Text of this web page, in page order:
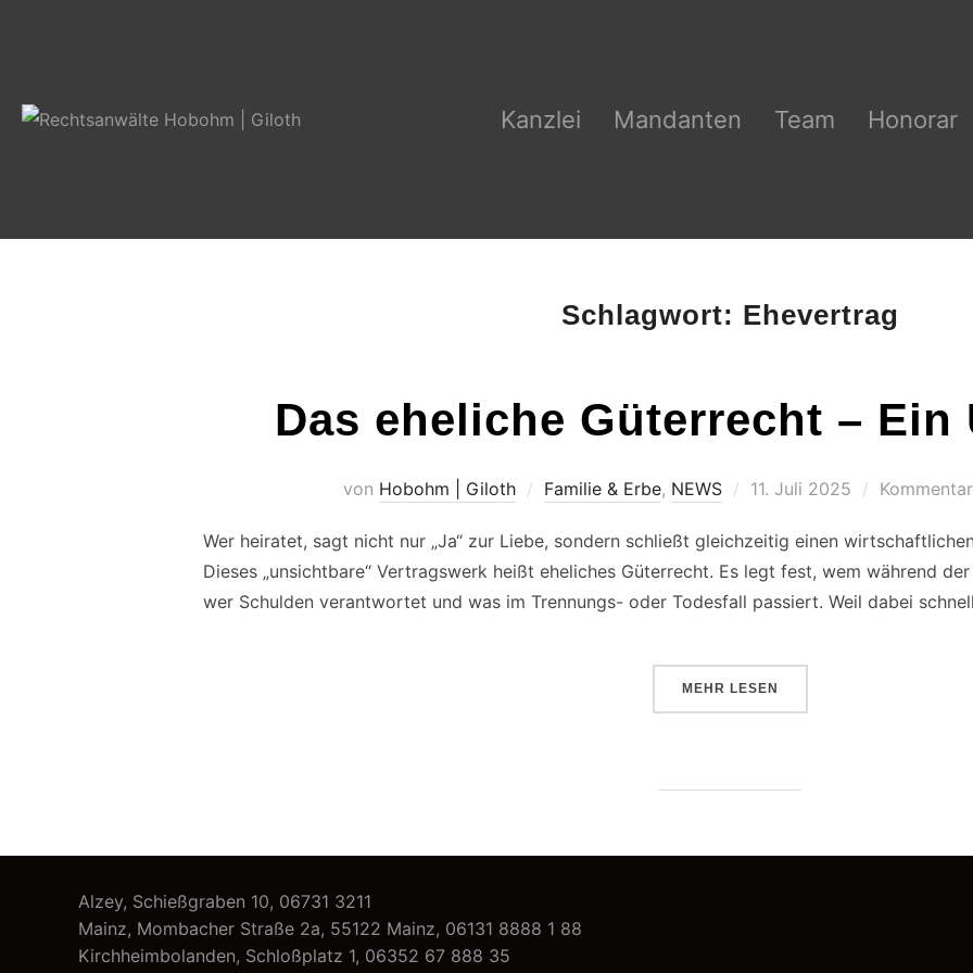
Kanzlei Mandanten Team Honorar
Schlagwort: Ehevertrag
Das eheliche Güterrecht – Ein
von Hobohm | Giloth Familie & Erbe, NEWS
Veröffentlicht
11. Juli 2025
Wer heiratet, sagt nicht nur „Ja“ zur Liebe, sondern schließt gleichzeitig einen
Dieses „unsichtbare“ Vertragswerk heißt eheliches Güterrecht. Es legt fest, wem während
wer Schulden verantwortet und was im Trennungs- oder Todesfall passiert. Weil dabei
MEHR ÜBER „DAS EHELICHE
LESEN
Alzey, Schießgraben 10, 06731 3211
Mainz, Mombacher Straße 2a, 55122 Mainz, 06131 8888 1 88
Kirchheimbolanden, Schloßplatz 1, 06352 67 888 35